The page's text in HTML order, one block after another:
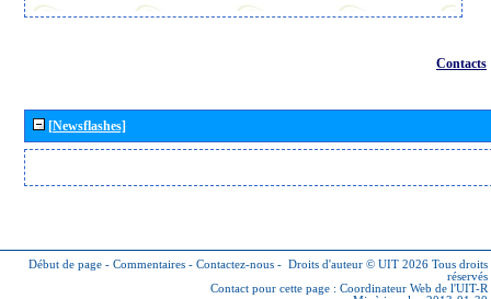
Contacts
[Newsflashes]
Début de page - Commentaires - Contactez-nous - Droits d'auteur © UIT 2026 Tous droits
réservés
Contact pour cette page : Coordinateur Web de l'UIT-R